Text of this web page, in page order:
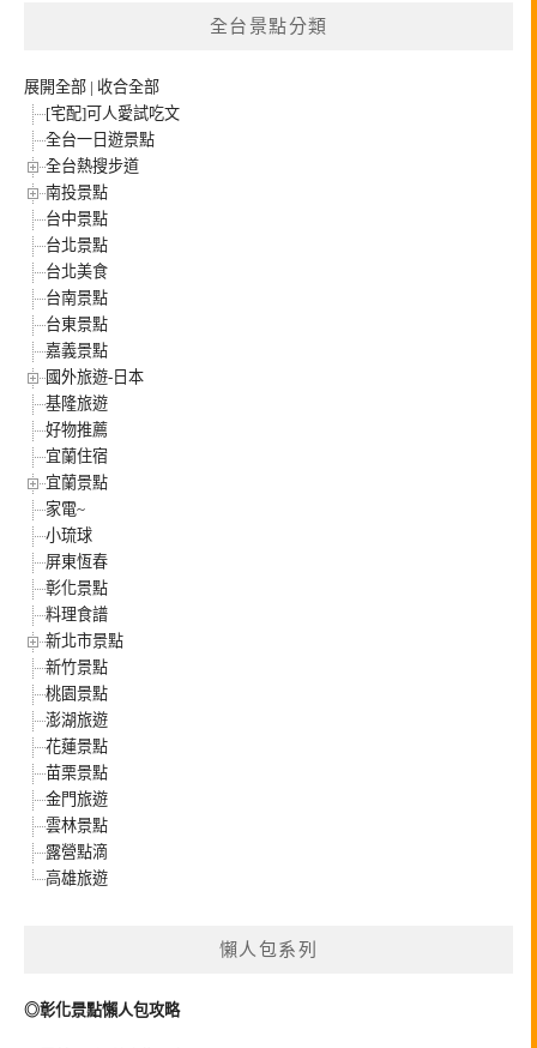
全台景點分類
展開全部 | 收合全部
[宅配]可人愛試吃文
全台一日遊景點
全台熱搜步道
南投景點
台中景點
台北景點
台北美食
台南景點
台東景點
嘉義景點
國外旅遊-日本
基隆旅遊
好物推薦
宜蘭住宿
宜蘭景點
家電~
小琉球
屏東恆春
彰化景點
料理食譜
新北市景點
新竹景點
桃園景點
澎湖旅遊
花蓮景點
苗栗景點
金門旅遊
雲林景點
露營點滴
高雄旅遊
懶人包系列
◎彰化景點懶人包攻略